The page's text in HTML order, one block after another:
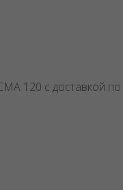
120 с доставкой